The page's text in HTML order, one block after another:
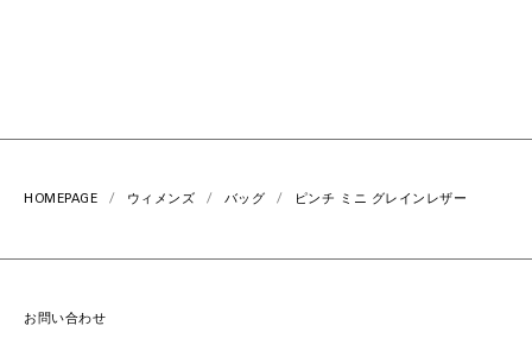
HOMEPAGE ウィメンズ バッグ ピンチ ミニ グレインレザー
お問い合わせ